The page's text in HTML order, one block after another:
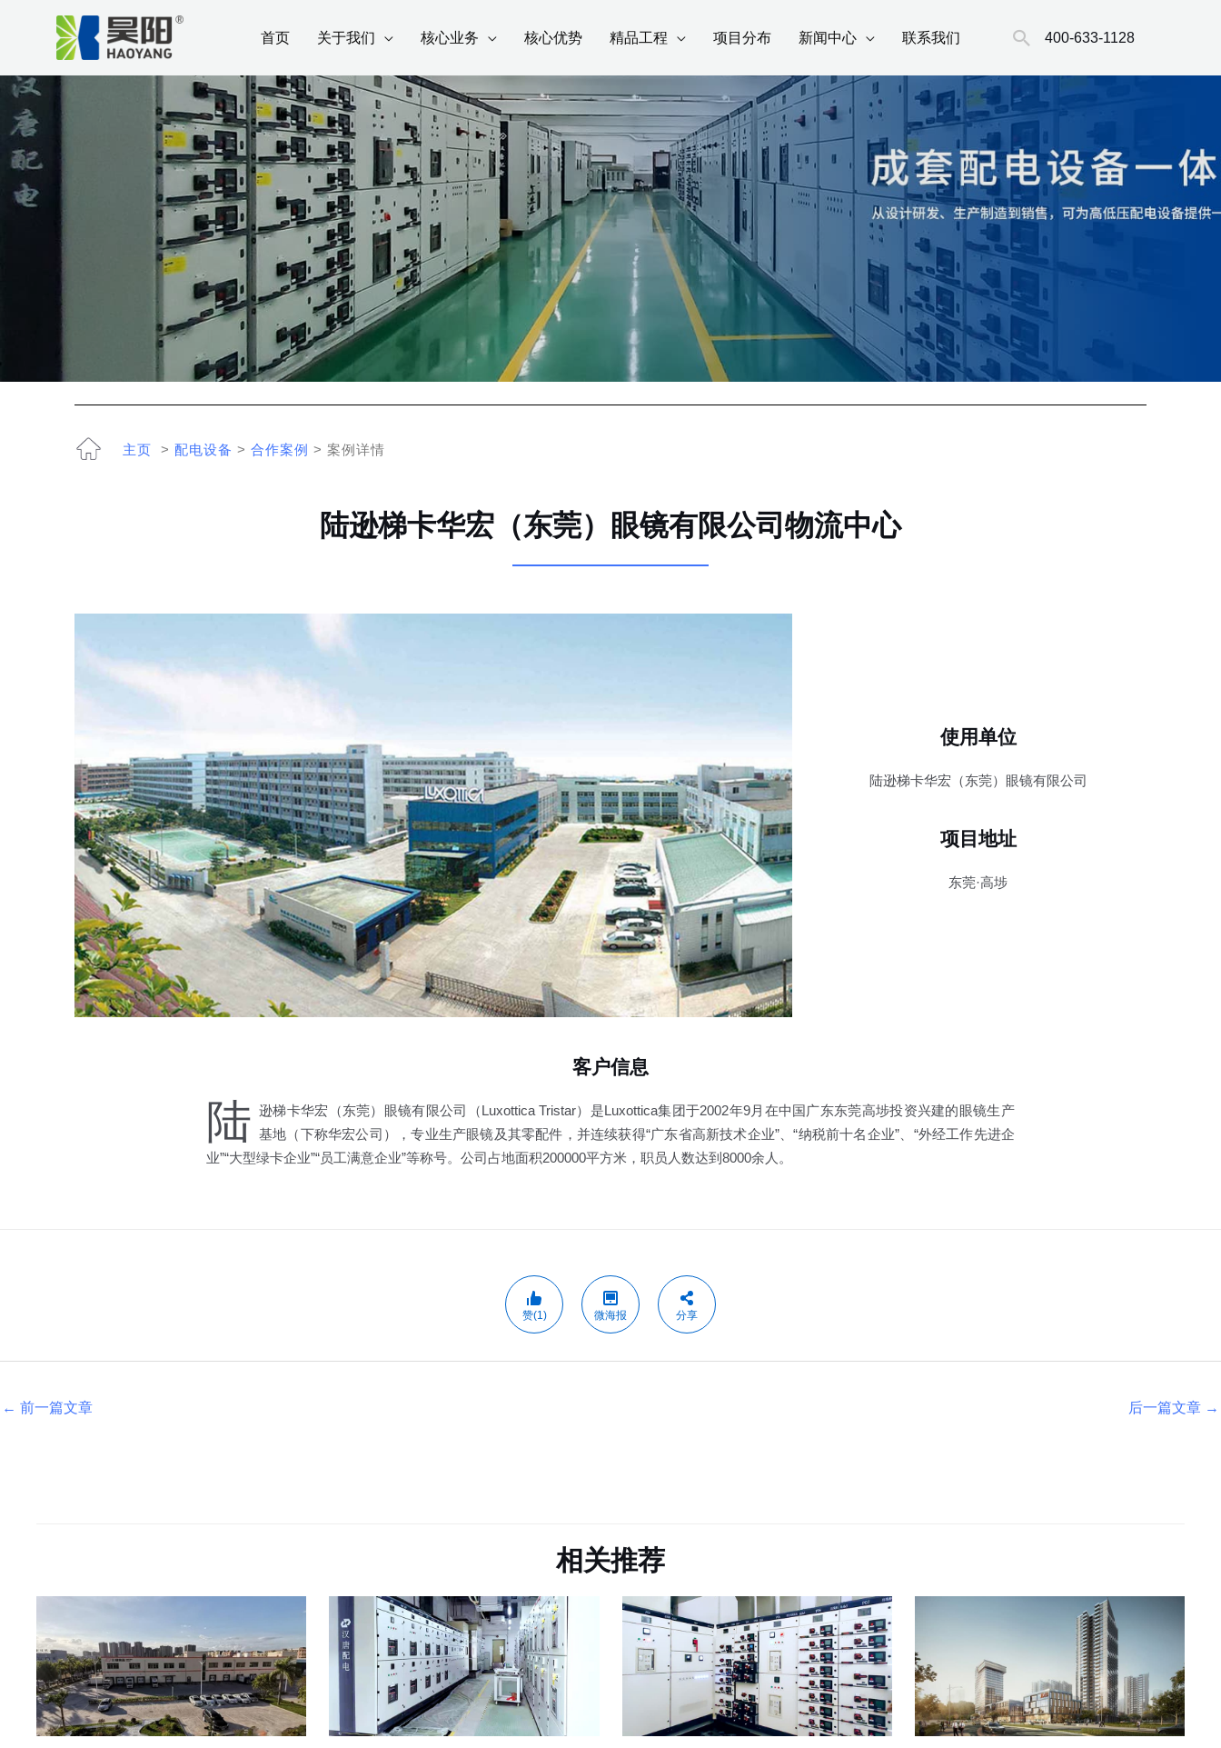
容
首页 关于我们 核心业务 核心优势 精品工程 项目分布 新闻中心 联系我们
搜
索
400-633-1128
主页 > 配电设备 > 合作案例 > 案例详情
陆逊梯卡华宏（东莞）眼镜有限公司物流中心
使用单位
陆逊梯卡华宏（东莞）眼镜有限公司
项目地址
东莞·高埗
客户信息
陆 逊梯卡华宏（东莞）眼镜有限公司（Luxottica Tristar）是Luxottica集团于2002年9月在中国广东东莞高埗投资兴建的眼镜生产
基地（下称华宏公司），专业生产眼镜及其零配件，并连续获得“广东省高新技术企业”、“纳税前十名企业”、“外经工作先进企
业”“大型绿卡企业”“员工满意企业”等称号。公司占地面积200000平方米，职员人数达到8000余人。
赞(1) 微海报 分享
navigation
← 前一篇文章 后一篇文章 →
相关推荐